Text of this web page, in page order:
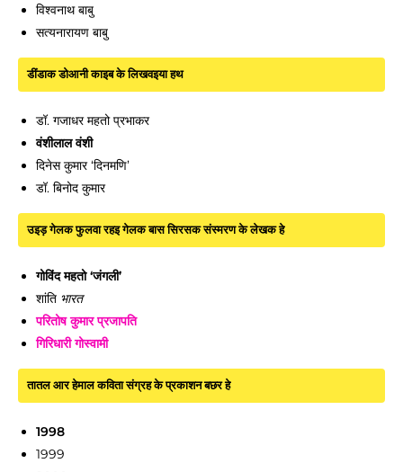
विश्वनाथ बाबु
सत्यनारायण बाबु
डींडाक डोआनी काइब के लिखवइया हथ
डॉ. गजाधर महतो प्रभाकर
वंशीलाल वंशी
दिनेस कुमार ‘दिनमणि’
डॉ. बिनोद कुमार
उइड़ गेलक फुलवा रहइ गेलक बास सिरसक संस्मरण के लेखक हे
गोविंद महतो ‘जंगली’
शांति भारत
परितोष कुमार प्रजापति
गिरिधारी गोस्वामी
तातल आर हेमाल कविता संग्रह के प्रकाशन बछर हे
1998
1999